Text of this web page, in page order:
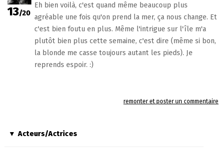
13/20
Eh bien voilà, c'est quand même beaucoup plus
agréable une fois qu'on prend la mer, ça nous change. Et
c'est bien foutu en plus. Même l'intrigue sur l'île m'a
plutôt bien plus cette semaine, c'est dire (même si bon,
la blonde me casse toujours autant les pieds). Je
reprends espoir. :)
remonter et poster un commentaire
Acteurs/Actrices